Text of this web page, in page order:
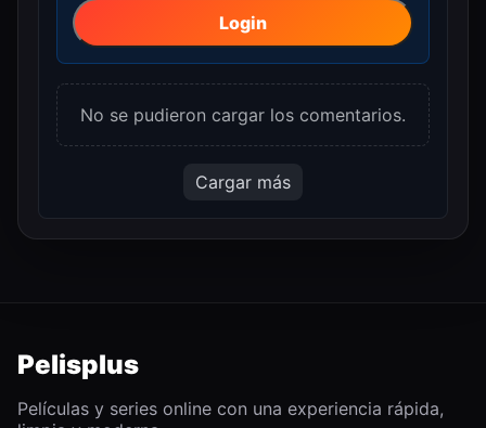
Login
No se pudieron cargar los comentarios.
Cargar más
Pelisplus
Películas y series online con una experiencia rápida,